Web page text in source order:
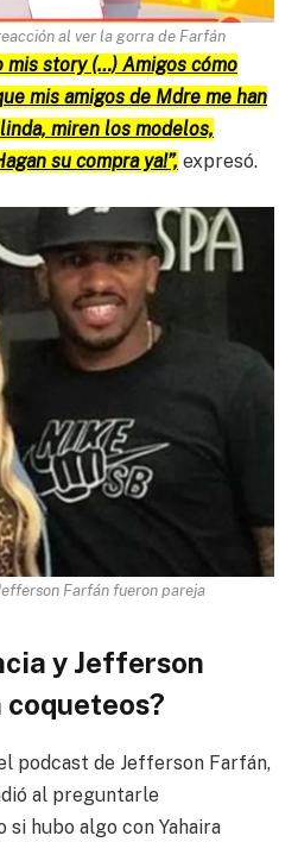
al ver la gorra de Farfán
mis story (…) Amigos cómo
mis amigos de Mdre me han
miren los modelos,
su compra ya!”, expresó.
Farfán fueron pareja
y Jefferson
coqueteos?
podcast de Jefferson Farfán,
al preguntarle
hubo algo con Yahaira